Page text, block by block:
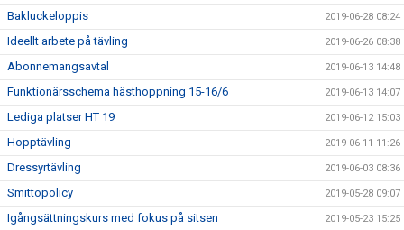
Bakluckeloppis 2019-06-28 08:24
Ideellt arbete på tävling 2019-06-26 08:38
Abonnemangsavtal 2019-06-13 14:48
Funktionärsschema hästhoppning 15-16/6 2019-06-13 14:07
Lediga platser HT 19 2019-06-12 15:03
Hopptävling 2019-06-11 11:26
Dressyrtävling 2019-06-03 08:36
Smittopolicy 2019-05-28 09:07
Igångsättningskurs med fokus på sitsen 2019-05-23 15:25